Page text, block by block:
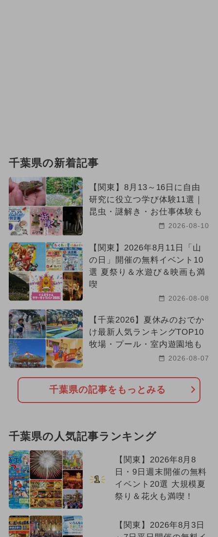
千葉県の新着記事
【関東】8月13～16日に自由
研究に役立つ学び体験11選｜
昆虫・謎解き・お仕事体験も
2026-08-10
【関東】2026年8月11日「山
の日」開催の無料イベント10
選 夏祭り＆水遊び＆映画も満
喫
2026-08-08
【千葉2026】夏休みのおでか
け最新人気ランキングTOP10
牧場・プール・室内遊園地も
2026-08-07
千葉県の記事をもっとみる
千葉県の人気記事ランキング
1
【関東】2026年8月8
日・9日週末開催の無料
イベント20選 大規模夏
祭り＆花火も満喫！
【関東】2026年8月3日